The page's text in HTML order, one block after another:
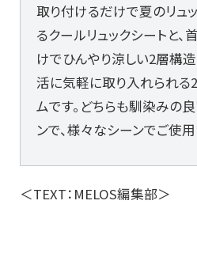
取り付けるだけで夏のリュ
るクールリュックシートと
けでひんやり涼しい2層構
活に気軽に取り入れられる
ムです。どちらも馴染みの
ンで、様々なシーンでご使
＜TEXT：MELOS編集部＞